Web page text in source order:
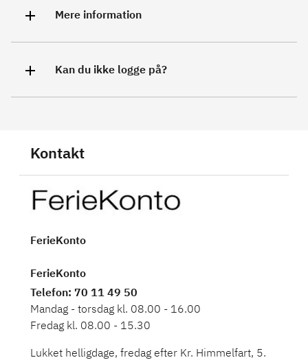
Mere information
Kan du ikke logge på?
Kontakt
FerieKonto
FerieKonto
Telefon: 70 11 49 50
Mandag - torsdag kl. 08.00 - 16.00
Fredag kl. 08.00 - 15.30
Lukket helligdage, fredag efter Kr. Himmelfart, 5.